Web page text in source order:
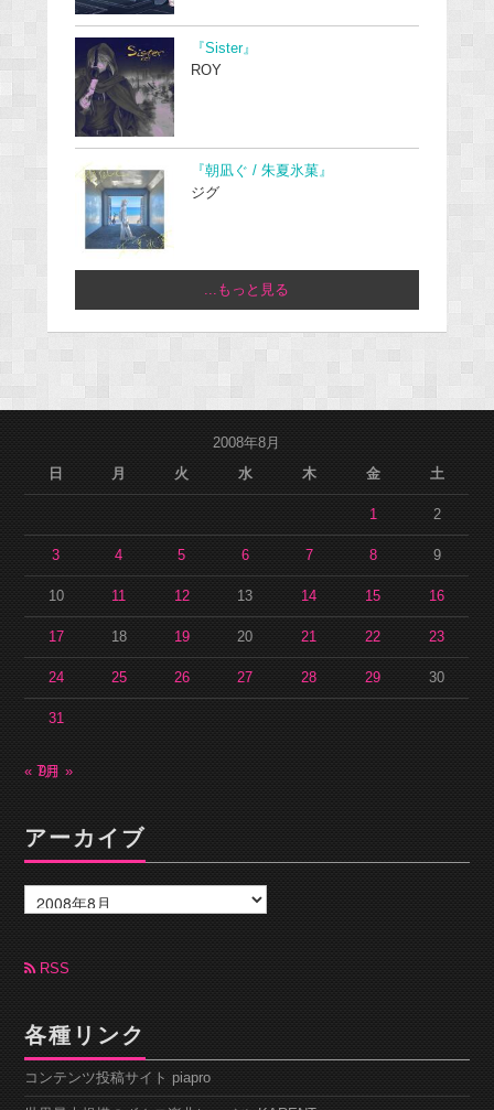
『Sister』
ROY
『朝凪ぐ / 朱夏氷菓』
ジグ
...もっと見る
2008年8月
日
月 火 水 木 金 土
1 2
3 4 5 6 7 8 9
10 11 12 13 14 15 16
17 18 19 20 21 22 23
24 25 26 27 28 29 30
31
« 7月9月 »
アーカイブ
ー
カ
ブ RSS
各種リンク
コンテンツ投稿サイト piapro